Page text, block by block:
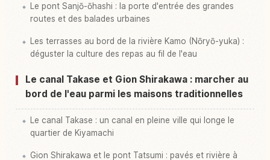
Le pont Sanjō-ōhashi : la porte d'entrée des grandes
routes et des balades urbaines
Les terrasses au bord de la rivière Kamo (Nōryō-yuka) :
déguster la culture des repas au fil de l'eau
Le canal Takase et Gion Shirakawa : marcher au
bord de l'eau parmi les maisons traditionnelles
Le canal Takase : un canal en pleine ville qui longe le
quartier de Kiyamachi
Gion Shirakawa et le pont Tatsumi : pavés et rivière à